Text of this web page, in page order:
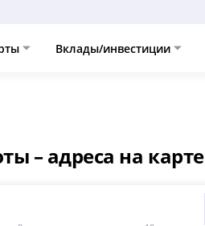
Вклады/инвестиции
– адреса на карте